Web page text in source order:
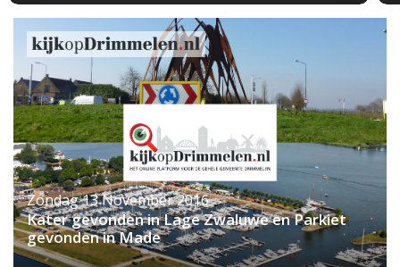
Zondag 13 November 2016
Kater gevonden in Lage Zwaluwe en Parkiet
gevonden in Made